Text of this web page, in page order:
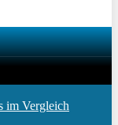
im Vergleich